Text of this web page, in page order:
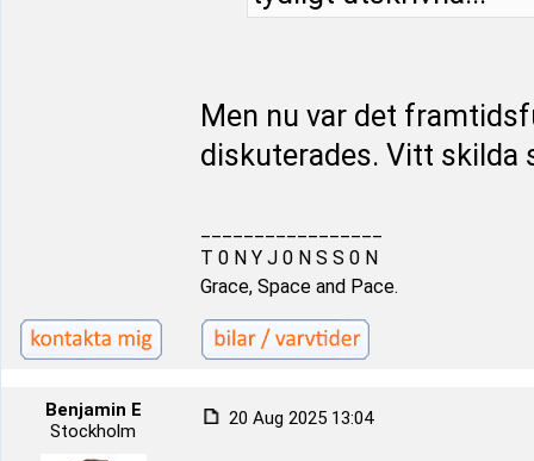
Men nu var det
diskuterades. Vitt skilda
T 0 N Y J 0 N S S 0 N
Grace, Space and Pace.
Benjamin E
Stockholm
20 Aug 2025 13:04